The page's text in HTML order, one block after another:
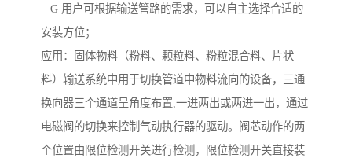
G 用户可根据输送管路的需求，可以自主选择合适的
安装方位；
应用：固体物料（粉料、颗粒料、粉粒混合料、片状
料）输送系统中用于切换管道中物料流向的设备，三通
换向器三个通道呈角度布置,一进两出或两进一出，通过
电磁阀的切换来控制气动执行器的驱动。阀芯动作的两
个位置由限位检测开关进行检测，限位检测开关直接装